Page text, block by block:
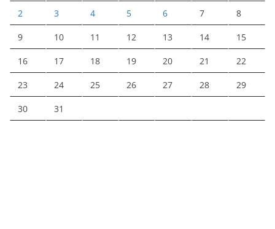
2 3 4 5 6 7 8
9 10 11 12 13 14 15
16 17 18 19 20 21 22
23 24 25 26 27 28 29
30 31